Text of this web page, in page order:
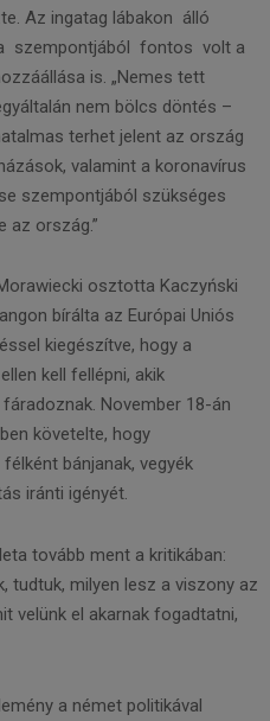
Az ingatag lábakon álló
szempontjából fontos volt a
is. „Nemes tett
nem bölcs döntés –
terhet jelent az ország
valamint a koronavírus
szempontjából szükséges
az ország.”
osztotta Kaczyński
bírálta az Európai Uniós
kiegészítve, hogy a
kell fellépni, akik
November 18-án
követelte, hogy
bánjanak, vegyék
iránti igényét.
tovább ment a kritikában:
tudtuk, milyen lesz a viszony az
velünk el akarnak fogadtatni,
a német politikával